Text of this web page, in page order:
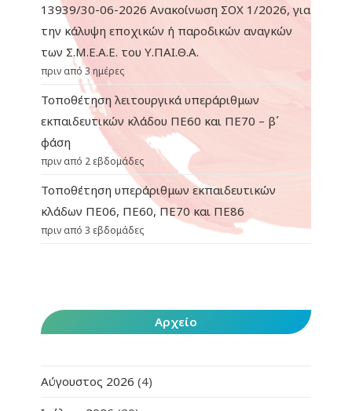
13939/30-06-2026 Ανακοίνωση ΣΟΧ 1/2026, για
την κάλυψη εποχικών ή παροδικών αναγκών
των Σ.Μ.Ε.Α.Ε. του Υ.ΠΑΙ.Θ.Α.
πριν από 3 ημέρες
Τοποθέτηση λειτουργικά υπεράριθμων
εκπαιδευτικών κλάδου ΠΕ60 και ΠΕ70 – β΄
φάση
πριν από 2 εβδομάδες
Τοποθέτηση υπεράριθμων εκπαιδευτικών
κλάδων ΠΕ06, ΠΕ60, ΠΕ70 και ΠΕ86
πριν από 3 εβδομάδες
Αρχείο
Αύγουστος 2026 (4)